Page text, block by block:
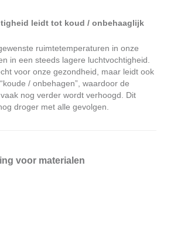
leidt tot koud / onbehaaglijk
ruimtetemperaturen in onze
in een steeds lagere luchtvochtigheid.
voor onze gezondheid, maar leidt ook
/ onbehagen”, waardoor de
nog verder wordt verhoogd. Dit
droger met alle gevolgen.
voor materialen